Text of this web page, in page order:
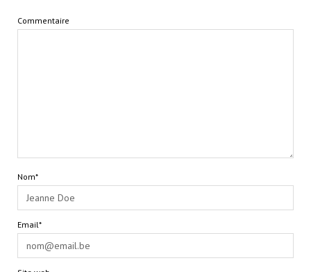
Commentaire
Nom*
Email*